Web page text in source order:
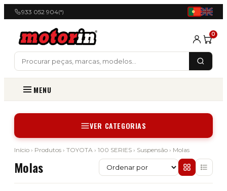
933 052 904(*)
0
MENU
VER CATEGORIAS
Início › Produtos › TOYOTA › 100 SERIES › Suspensão › Molas
Molas